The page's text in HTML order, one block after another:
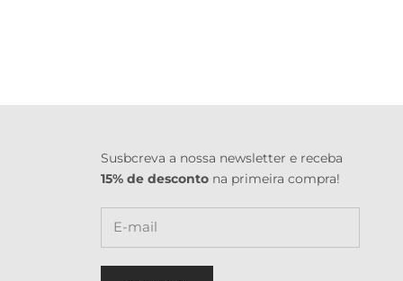
Susbcreva a nossa newsletter e receba
15% de desconto na primeira compra!